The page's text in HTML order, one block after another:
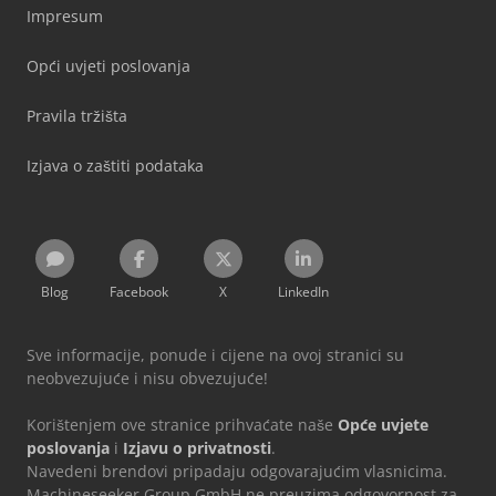
Impresum
Opći uvjeti poslovanja
Pravila tržišta
Izjava o zaštiti podataka
Blog Facebook X LinkedIn
Sve informacije, ponude i cijene na ovoj stranici su
neobvezujuće i nisu obvezujuće!
Korištenjem ove stranice prihvaćate naše Opće uvjete
poslovanja i Izjavu o privatnosti.
Navedeni brendovi pripadaju odgovarajućim vlasnicima.